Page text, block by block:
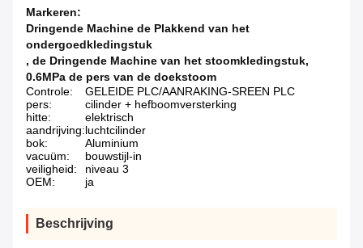
Markeren:
Dringende Machine de Plakkend van het
ondergoedkledingstuk
, de Dringende Machine van het stoomkledingstuk,
0.6MPa de pers van de doekstoom
Controle:
GELEIDE PLC/AANRAKING-SREEN PLC
pers:
cilinder + hefboomversterking
hitte:
elektrisch
aandrijving:luchtcilinder
bok:
Aluminium
vacuüm:
bouwstijl-in
veiligheid:
niveau 3
OEM:
ja
Beschrijving